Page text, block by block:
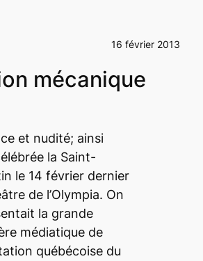
16 février 2013
mécanique
et nudité; ainsi
la Saint-
le 14 février dernier
de l’Olympia. On
la grande
médiatique de
québécoise du